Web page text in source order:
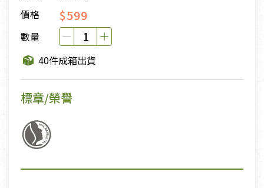
價格
$599
數量
40件成箱出貨
標章/榮譽